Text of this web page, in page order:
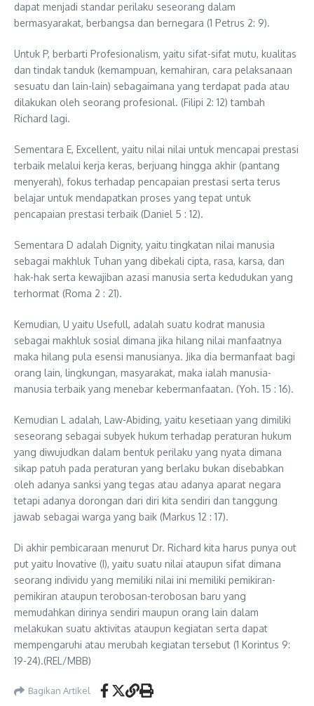
dapat menjadi standar perilaku seseorang dalam
bermasyarakat, berbangsa dan bernegara (1 Petrus 2: 9).
Untuk P, berbarti Profesionalism, yaitu sifat-sifat mutu, kualitas
dan tindak tanduk (kemampuan, kemahiran, cara pelaksanaan
sesuatu dan lain-lain) sebagaimana yang terdapat pada atau
dilakukan oleh seorang profesional. (Filipi 2: 12) tambah
Richard lagi.
Sementara E, Excellent, yaitu nilai nilai untuk mencapai prestasi
terbaik melalui kerja keras, berjuang hingga akhir (pantang
menyerah), fokus terhadap pencapaian prestasi serta terus
belajar untuk mendapatkan proses yang tepat untuk
pencapaian prestasi terbaik (Daniel 5 : 12).
Sementara D adalah Dignity, yaitu tingkatan nilai manusia
sebagai makhluk Tuhan yang dibekali cipta, rasa, karsa, dan
hak-hak serta kewajiban azasi manusia serta kedudukan yang
terhormat (Roma 2 : 21).
Kemudian, U yaitu Usefull, adalah suatu kodrat manusia
sebagai makhluk sosial dimana jika hilang nilai manfaatnya
maka hilang pula esensi manusianya. Jika dia bermanfaat bagi
orang lain, lingkungan, masyarakat, maka ialah manusia-
manusia terbaik yang menebar kebermanfaatan. (Yoh. 15 : 16).
Kemudian L adalah, Law-Abiding, yaitu kesetiaan yang dimiliki
seseorang sebagai subyek hukum terhadap peraturan hukum
yang diwujudkan dalam bentuk perilaku yang nyata dimana
sikap patuh pada peraturan yang berlaku bukan disebabkan
oleh adanya sanksi yang tegas atau adanya aparat negara
tetapi adanya dorongan dari diri kita sendiri dan tanggung
jawab sebagai warga yang baik (Markus 12 : 17).
Di akhir pembicaraan menurut Dr. Richard kita harus punya out
put yaitu Inovative (I), yaitu suatu nilai ataupun sifat dimana
seorang individu yang memiliki nilai ini memiliki pemikiran-
pemikiran ataupun terobosan-terobosan baru yang
memudahkan dirinya sendiri maupun orang lain dalam
melakukan suatu aktivitas ataupun kegiatan serta dapat
mempengaruhi atau merubah kegiatan tersebut (1 Korintus 9:
19-24).(REL/MBB)
Bagikan Artikel